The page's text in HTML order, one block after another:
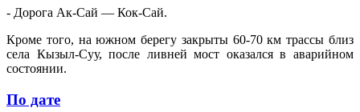
- Дорога Ак-Сай — Кок-Сай.
Кроме того, на южном берегу закрыты 60-70 км трассы близ
села Кызыл-Суу, после ливней мост оказался в аварийном
состоянии.
По дате